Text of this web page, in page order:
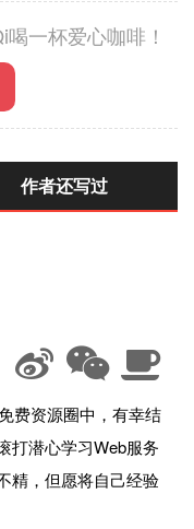
一杯爱心咖啡！
作者还写过
费资源圈中，有幸结
打潜心学习Web服务
精，但愿将自己经验